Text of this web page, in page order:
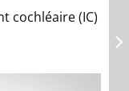
cochléaire (IC)